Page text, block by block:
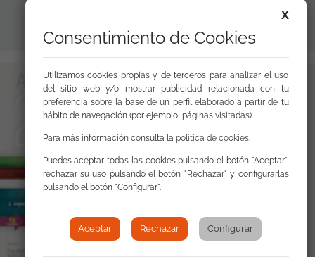
X
Consentimiento de Cookies
Utilizamos cookies propias y de terceros para analizar el uso
del sitio web y/o mostrar publicidad relacionada con tu
preferencia sobre la base de un perfil elaborado a partir de tu
hábito de navegación (por ejemplo, páginas visitadas).
Para más información consulta la política de cookies.
Puedes aceptar todas las cookies pulsando el botón "Aceptar",
rechazar su uso pulsando el botón "Rechazar" y configurarlas
pulsando el botón "Configurar".
Aceptar Rechazar Configurar